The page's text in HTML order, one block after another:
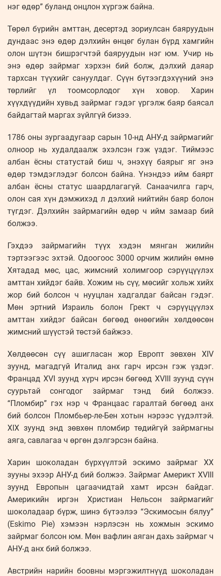
нэг өдөр” буланд онцлон хүргэж байна.
Төрөл бүрийн амттан, десертэд зориулсан баяруудын
дундаас энэ өдөр дэлхийн өнцөг булан бүрд хамгийн
олон шүтэн бишрэгчтэй баяруудын нэг юм. Учир нь
энэ өдөр зайрмаг хэрхэн бий болж, дэлхий даяар
тархсан түүхийг сануулдаг. Сүүн бүтээгдэхүүний энэ
төрлийг үл тоомсорлодог хүн ховор. Харин
хүүхдүүдийн хувьд зайрмаг гэдэг үргэлж баяр баясал
байдагтай маргах зүйлгүй бизээ.
1786 оны зургаадугаар сарын 10-нд АНУ-д зайрмагийг
олноор нь худалдаалж эхэлсэн гэж үздэг. Тиймээс
албан ёсны статустай биш ч, энэхүү баярыг яг энэ
өдөр тэмдэглэдэг болсон байна. Үнэндээ ийм баярт
албан ёсны статус шаардлагагүй. Санаачилга гарч,
олон сая хүн дэмжихэд л дэлхий нийтийн баяр болон
түгдэг. Дэлхийн зайрмагийн өдөр ч ийм замаар бий
болжээ.
Гэхдээ зайрмагийн түүх хэдэн мянган жилийн
тэртээгээс эхтэй. Одоогоос 3000 орчим жилийн өмнө
Хятадад мөс, цас, жимсний холимгоор сэрүүцүүлэх
амттан хийдэг байв. Хожим нь сүү, мөсийг хольж хийх
жор бий болсон ч нууцлан хадгалдаг байсан гэдэг.
Мөн эртний Израиль болон Грект ч сэрүүцүүлэх
амттан хийдэг байсан бөгөөд өнөөгийн хөлдөөсөн
жимсний шүүстэй төстэй байжээ.
Хөлдөөсөн сүү ашигласан жор Европт зөвхөн XIV
зуунд, магадгүй Италид анх гарч ирсэн гэж үздэг.
Францад XVI зуунд хүрч ирсэн бөгөөд XVIII зуунд сүүн
суурьтай сонгодог зайрмаг тэнд бий болжээ.
“Пломбир” гэх нэр ч Францаас гаралтай бөгөөд анх
бий болсон Пломбьер-ле-Бен хотын нэрээс үүдэлтэй.
XIX зуунд энд зөвхөн пломбир төдийгүй зайрмагны
аяга, савлагаа ч өргөн дэлгэрсэн байна.
Харин шоколадан бүрхүүлтэй эскимо зайрмаг XX
зууны эхээр АНУ-д бий болжээ. Зайрмаг Америкт XVIII
зуунд Европын цагаачидтай хамт ирсэн байдаг.
Америкийн иргэн Христиан Нельсон зайрмагийг
шоколадаар бүрж, шинэ бүтээлээ “Эскимосын бялуу”
(Eskimo Pie) хэмээн нэрлэсэн нь хожмын эскимо
зайрмаг болсон юм. Мөн вафлин аяган дахь зайрмаг ч
АНУ-д анх бий болжээ.
Австрийн нарийн боовны мэргэжилтнүүд шоколадан